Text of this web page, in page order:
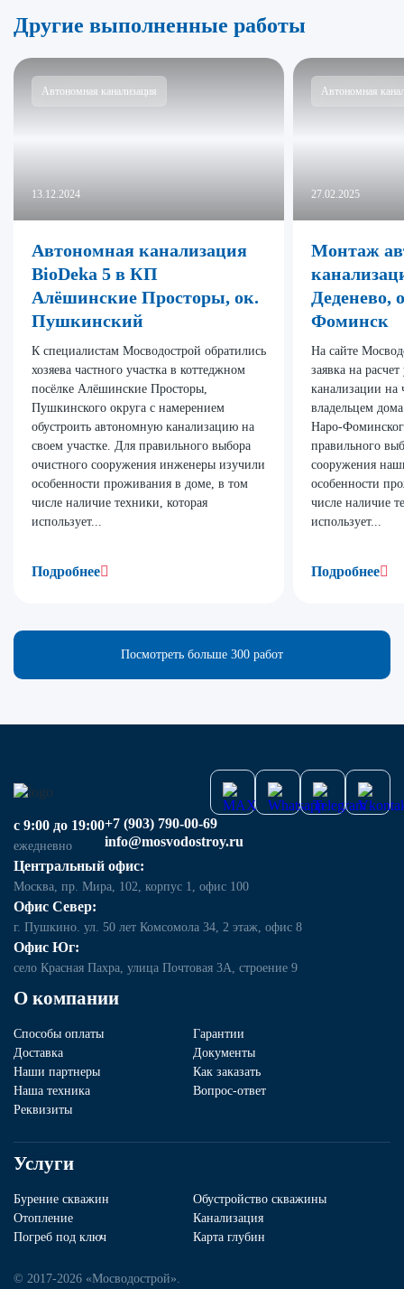
Другие выполненные работы
Автономная канализация
13.12.2024
Автономная канализация
BioDeka 5 в КП
Алёшинские Просторы, ок.
Пушкинский
К специалистам Мосводострой обратились
хозяева частного участка в коттеджном
посёлке Алёшинские Просторы,
Пушкинского округа с намерением
обустроить автономную канализацию на
своем участке. Для правильного выбора
очистного сооружения инженеры изучили
особенности проживания в доме, в том
числе наличие техники, которая
использует...
Подробнее
Автономная
27.02.2025
Монтаж
Деденево,
Фоминск
На сайте
заявка на
канализации на
владельцем
Наро-
правильного
сооружения
особенности
числе наличие
использует...
Подробнее
Посмотреть больше 300 работ
О компании
Способы оплаты
Гарантии
Доставка
Документы
Наши партнеры
Как заказать
Наша техника
Вопрос-ответ
Реквизиты
Услуги
Бурение скважин
Обустройство скважины
Отопление
Канализация
Погреб под ключ
Карта глубин
с 9:00 до 19:00
ежедневно
+7 (903) 790-00-69
info@mosvodostroy.ru
Центральный офис:
Москва, пр. Мира, 102, корпус 1, офис 100
Офис Север:
г. Пушкино. ул. 50 лет Комсомола 34, 2 этаж, офис 8
Офис Юг:
село Красная Пахра, улица Почтовая 3А, строение 9
© 2017-2026 «Мосводострой».